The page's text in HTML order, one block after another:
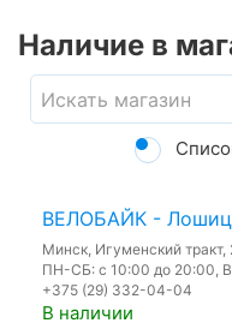
Наличие в
ВЕЛОБАЙК -
Минск, Игуменский тракт,
ПН-СБ: с 10:00 до 20:00,
+375 (29) 332-04-04
В наличии